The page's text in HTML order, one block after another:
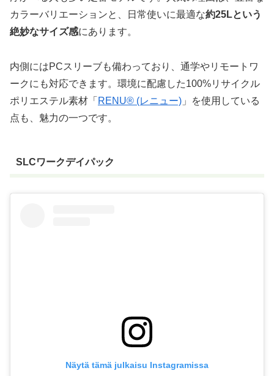
カラーバリエーションと、日常使いに最適な約25Lという
絶妙なサイズ感にあります。
内側にはPCスリーブも備わっており、通学やリモートワ
ークにも対応できます。環境に配慮した100%リサイクル
ポリエステル素材「 RENU® (レニュー) 」を使用している
点も、魅力の一つです。
SLCワークデイパック
Näytä tämä julkaisu Instagramissa